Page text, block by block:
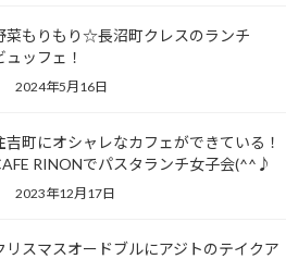
菜もりもり☆長沼町クレスのランチ
ュッフェ！
2024年5月16日
吉町にオシャレなカフェができている！
RINONでパスタランチ女子会(^^♪
2023年12月17日
リスマスオードブルにアジトのテイクア